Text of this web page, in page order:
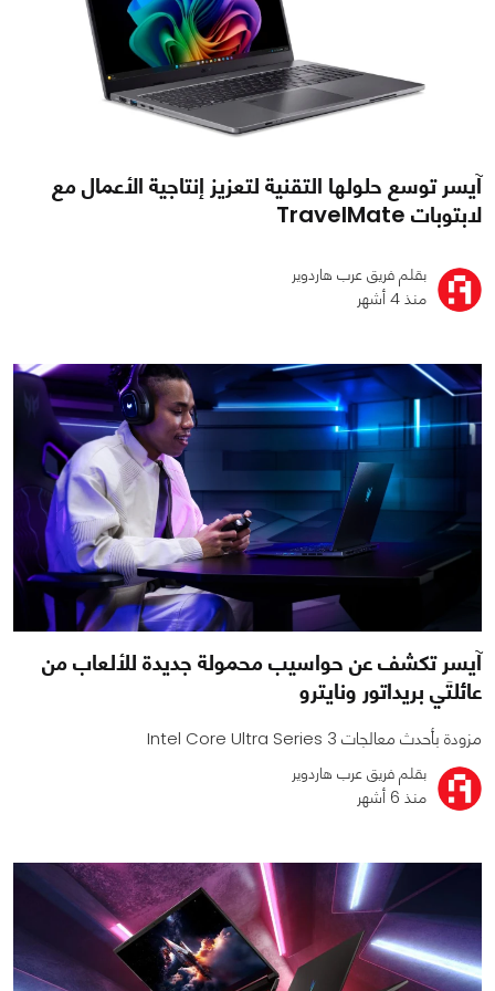
969
0
0
آيسر توسع حلولها التقنية لتعزيز إنتاجية الأعمال مع
لابتوبات TravelMate
بقلم فريق عرب هاردوير
منذ 4 أشهر
365
0
0
آيسر تكشف عن حواسيب محمولة جديدة للألعاب من
عائلتَي بريداتور ونايترو
مزودة بأحدث معالجات Intel Core Ultra Series 3
بقلم فريق عرب هاردوير
منذ 6 أشهر